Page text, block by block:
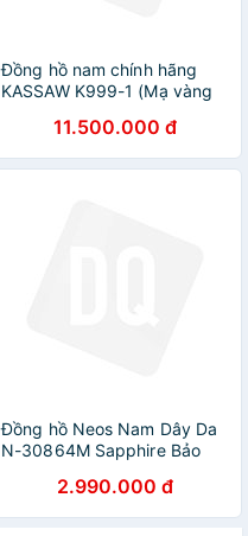
Đồng hồ nam chính hãng
KASSAW K999-1 (Mạ vàng
11.500.000 đ
Đồng hồ Neos Nam Dây Da
N-30864M Sapphire Bảo
2.990.000 đ